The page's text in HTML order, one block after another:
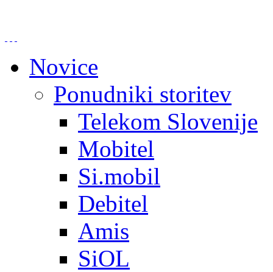
Novice
Ponudniki storitev
Telekom Slovenije
Mobitel
Si.mobil
Debitel
Amis
SiOL